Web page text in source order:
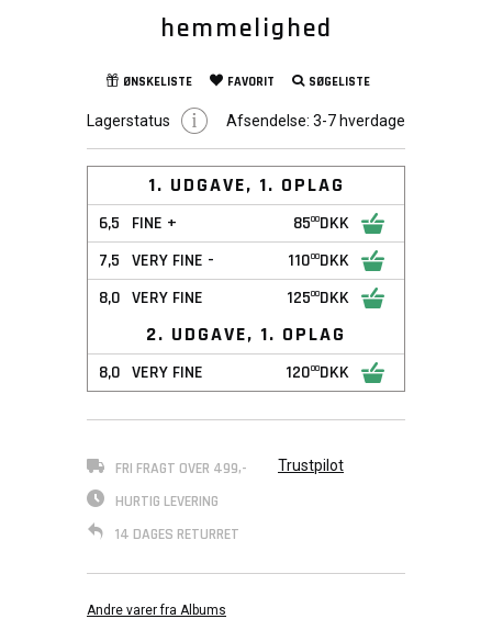
hemmelighed
ØNSKELISTE FAVORIT SØGELISTE
Lagerstatus Afsendelse: 3-7 hverdage
1. UDGAVE, 1. OPLAG
6,5 FINE + 8500DKK
7,5 VERY FINE - 11000DKK
8,0 VERY FINE 12500DKK
2. UDGAVE, 1. OPLAG
8,0 VERY FINE 12000DKK
FRI FRAGT OVER 499,-
HURTIG LEVERING
14 DAGES RETURRET
Trustpilot
Andre varer fra Albums